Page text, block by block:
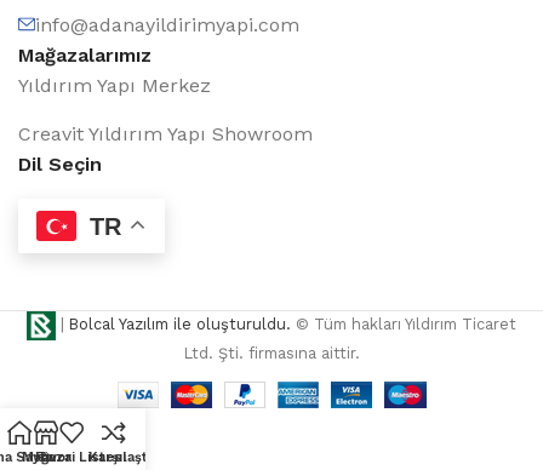
info@adanayildirimyapi.com
Mağazalarımız
Yıldırım Yapı Merkez
Creavit Yıldırım Yapı Showroom
Dil Seçin
TR
Bolcal Yazılım ile oluşturuldu. © Tüm hakları Yıldırım Ticaret
Ltd. Şti. firmasına aittir.
Sayfa
Mağaza
Favori Listesi
Karşılaştır